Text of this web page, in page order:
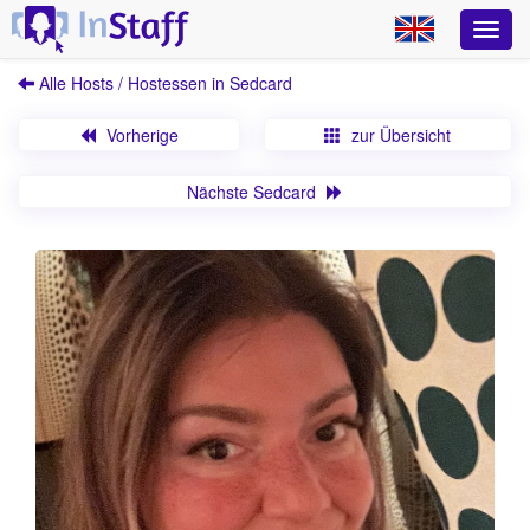
Alle Hosts / Hostessen in Sedcard
Vorherige zur Übersicht
Nächste Sedcard